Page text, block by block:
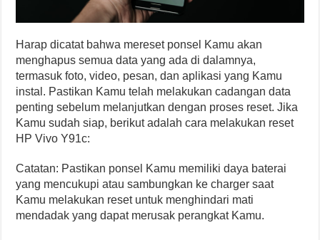
Harap dicatat bahwa mereset ponsel Kamu akan
menghapus semua data yang ada di dalamnya,
termasuk foto, video, pesan, dan aplikasi yang Kamu
instal. Pastikan Kamu telah melakukan cadangan data
penting sebelum melanjutkan dengan proses reset. Jika
Kamu sudah siap, berikut adalah cara melakukan reset
HP Vivo Y91c:
Catatan: Pastikan ponsel Kamu memiliki daya baterai
yang mencukupi atau sambungkan ke charger saat
Kamu melakukan reset untuk menghindari mati
mendadak yang dapat merusak perangkat Kamu.